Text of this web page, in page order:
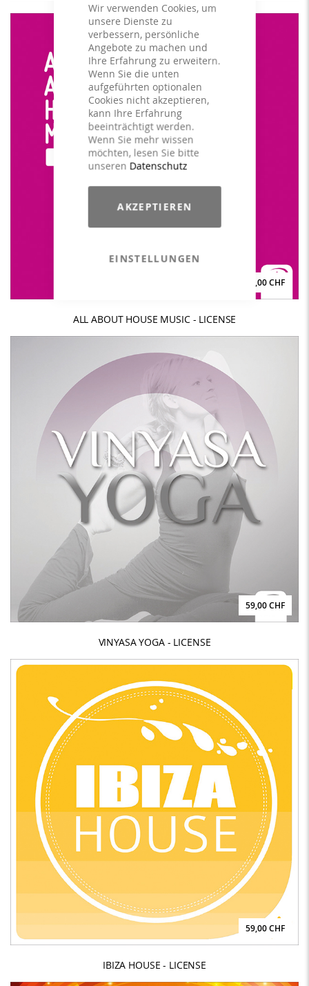
Wir verwenden Cookies, um
unsere Dienste zu
verbessern, persönliche
Angebote zu machen und
Ihre Erfahrung zu erweitern.
Wenn Sie die unten
aufgeführten optionalen
Cookies nicht akzeptieren,
kann Ihre Erfahrung
beeinträchtigt werden.
Wenn Sie mehr wissen
möchten, lesen Sie bitte
unseren Datenschutz
AKZEPTIEREN
EINSTELLUNGEN
59,00 CHF
ALL ABOUT HOUSE MUSIC - LICENSE
59,00 CHF
VINYASA YOGA - LICENSE
59,00 CHF
IBIZA HOUSE - LICENSE